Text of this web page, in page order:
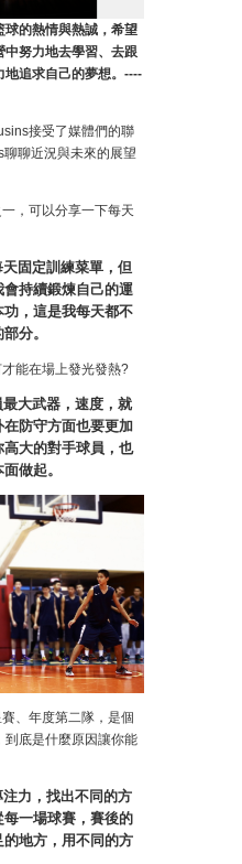
球的熱情與熱誠，希望
中努力地去學習、去跟
追求自己的夢想。 ----
接受了媒體們的聯
聊近況與未來的展望
，可以分享一下每天
固定訓練菜單，但
持續鍛煉自己的運
，這是我每天都不
分。
能在場上發光發熱?
大武器，速度，就
防守方面也要更加
大的對手球員，也
做起。
、年度第二隊，是個
到底是什麼原因讓你能
力，找出不同的方
一場球賽，賽後的
地方，用不同的方